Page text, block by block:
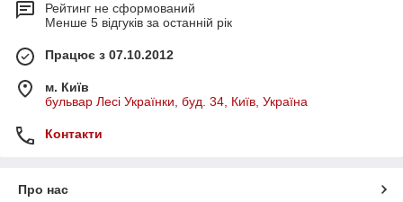
Рейтинг не сформований
Менше 5 відгуків за останній рік
Працює з 07.10.2012
м. Київ
бульвар Лесі Українки, буд. 34, Київ, Україна
Контакти
Про нас